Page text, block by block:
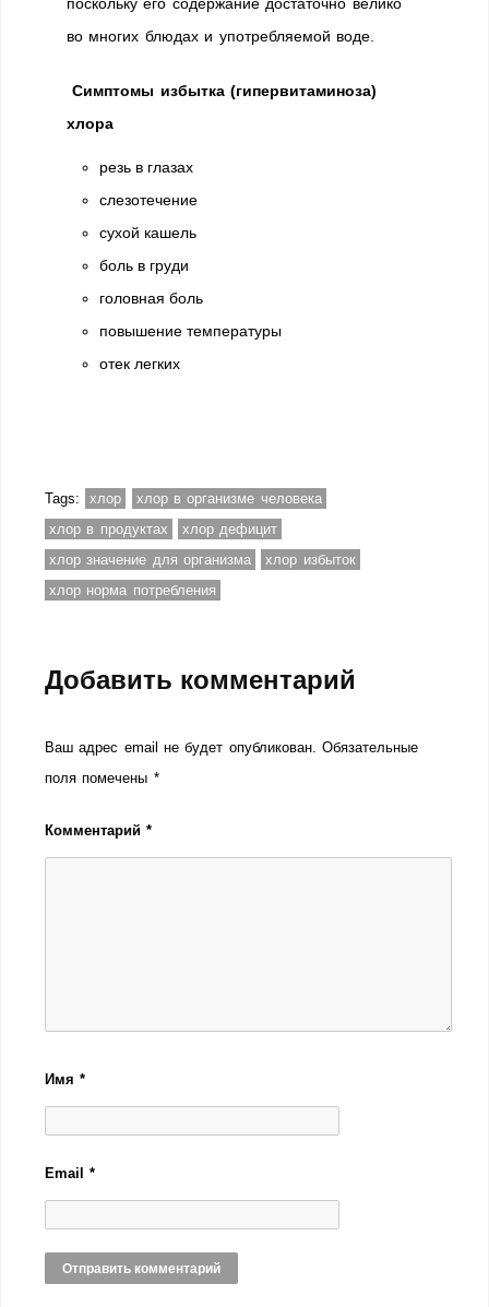
во многих блюдах и употребляемой воде.
Симптомы избытка (гипервитаминоза)
хлора
резь в глазах
слезотечение
сухой кашель
боль в груди
головная боль
повышение температуры
отек легких
Tags: хлор
хлор в организме человека
хлор в продуктах
хлор дефицит
хлор значение для организма
хлор избыток
хлор норма потребления
Добавить комментарий
Ваш адрес email не будет опубликован. Обязательные
поля помечены *
Комментарий*
Имя*
Email*